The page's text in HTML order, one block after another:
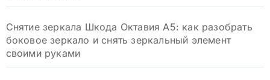
Снятие зеркала Шкода Октавия А5: как разобрать
боковое зеркало и снять зеркальный элемент
своими руками